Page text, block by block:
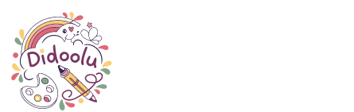
Paska
TOP Sokajy
Ho an’ny Zazalahy
Ho an’ny Zazavavy
Paska
TOP Sokajy
Ho an’ny Zazalahy
Ho an’ny Zazavavy